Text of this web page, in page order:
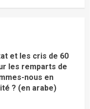
et les cris de 60
les remparts de
nous en
? (en arabe)